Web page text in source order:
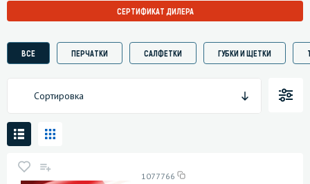
СЕРТИФИКАТ ДИЛЕРА
ВСЕ ПЕРЧАТКИ САЛФЕТКИ ГУБКИ И ЩЕТКИ
Сортировка
1077766